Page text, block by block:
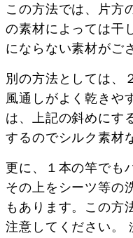
この方法では、片方
の素材によっては干
にならない素材がご
別の方法としては、
風通しがよく乾きや
は、上記の斜めにす
するのでシルク素材
更に、１本の竿でも
その上をシーツ等の
もあります。この方
注意してください。